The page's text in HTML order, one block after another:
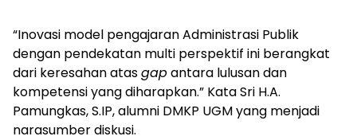
“Inovasi model pengajaran Administrasi Publik
dengan pendekatan multi perspektif ini berangkat
dari keresahan atasgapantara lulusan dan
kompetensi yang diharapkan.” Kata Sri H.A.
Pamungkas, S.IP, alumni DMKP UGM yang menjadi
narasumber diskusi.